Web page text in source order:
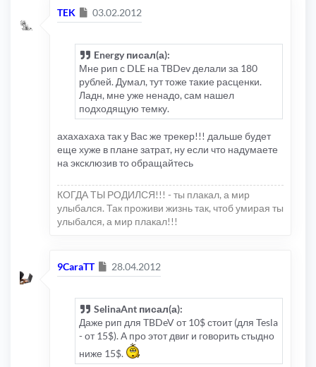
TEK Сообщение
03.02.2012
Energy писал(а):
Мне рип с DLE на TBDev делали за 180
рублей. Думал, тут тоже такие расценки.
Ладн, мне уже ненадо, сам нашел
подходящую темку.
ахахахаха так у Вас же трекер!!! дальше будет
еще хуже в плане затрат, ну если что надумаете
на эксклюзив то обращайтесь
КОГДА ТЫ РОДИЛСЯ!!! - ты плакал, а мир
улыбался. Так проживи жизнь так, чтоб умирая ты
улыбался, а мир плакал!!!
9CaraTT Сообщение
28.04.2012
SelinaAnt писал(а):
Даже рип для TBDeV от 10$ стоит (для Tesla
- от 15$). А про этот двиг и говорить стыдно
ниже 15$.